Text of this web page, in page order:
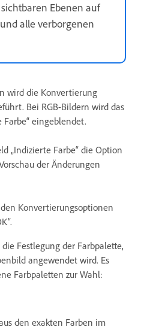
Ebenen auf
alle verborgenen
wird die Konvertierung
Bei RGB-Bildern wird das
eingeblendet.
„Indizierte Farbe“ die Option
der Änderungen
Konvertierungsoptionen
Festlegung der Farbpalette,
angewendet wird. Es
Farbpaletten zur Wahl:
den exakten Farben im